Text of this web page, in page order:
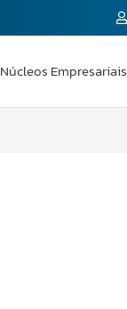
Núcleos Empresariais